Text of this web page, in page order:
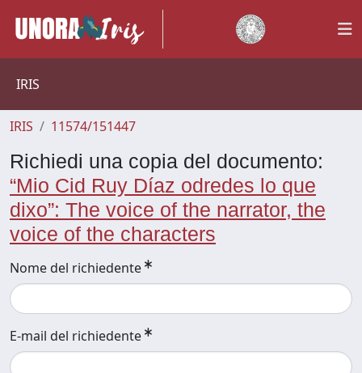
IRIS
IRIS 11574/151447
Richiedi una copia del documento:
“Mio Cid Ruy Díaz odredes lo que
dixo”: The voice of the narrator, the
voice of the characters
Nome del richiedente
E-mail del richiedente